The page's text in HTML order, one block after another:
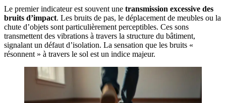
Le premier indicateur est souvent une transmission excessive des
bruits d’impact. Les bruits de pas, le déplacement de meubles ou la
chute d’objets sont particulièrement perceptibles. Ces sons
transmettent des vibrations à travers la structure du bâtiment,
signalant un défaut d’isolation. La sensation que les bruits «
résonnent » à travers le sol est un indice majeur.